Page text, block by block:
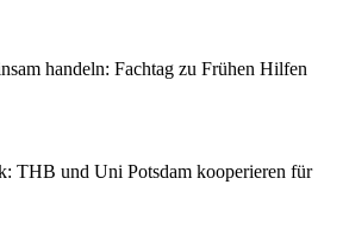
handeln: Fachtag zu Frühen Hilfen
THB und Uni Potsdam kooperieren für